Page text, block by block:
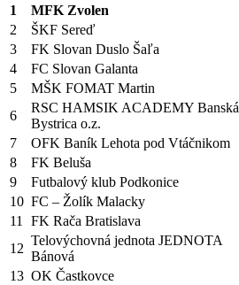
1
MFK Zvolen
2
ŠKF Sereď
3
FK Slovan Duslo Šaľa
4
FC Slovan Galanta
5
MŠK FOMAT Martin
6
RSC HAMSIK ACADEMY Banská
Bystrica o.z.
7
OFK Baník Lehota pod Vtáčnikom
8
FK Beluša
9
Futbalový klub Podkonice
10 FC – Žolík Malacky
11
FK Rača Bratislava
12
Telovýchovná jednota JEDNOTA
Bánová
13 OK Častkovce